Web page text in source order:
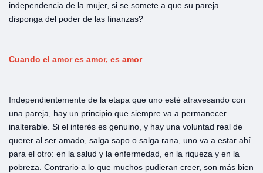
independencia de la mujer, si se somete a que su pareja
disponga del poder de las finanzas?
Cuando el amor es amor, es amor
Independientemente de la etapa que uno esté atravesando con
una pareja, hay un principio que siempre va a permanecer
inalterable. Si el interés es genuino, y hay una voluntad real de
querer al ser amado, salga sapo o salga rana, uno va a estar ahí
para el otro: en la salud y la enfermedad, en la riqueza y en la
pobreza. Contrario a lo que muchos pudieran creer, son más bien